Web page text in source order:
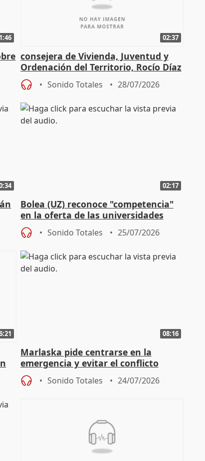
02:37
consejera de Vivienda, Juventud y
Ordenación del Territorio, Rocío Díaz
Sonido Totales 28/07/2026
02:17
Bolea (UZ) reconoce "competencia"
en la oferta de las universidades
privadas
Sonido Totales 25/07/2026
08:16
Marlaska pide centrarse en la
emergencia y evitar el conflicto
político
Sonido Totales 24/07/2026